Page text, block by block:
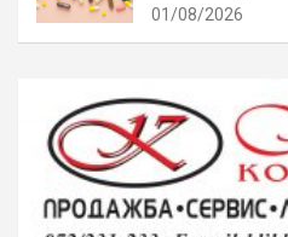
01/08/2026